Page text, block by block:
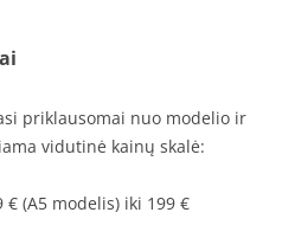
priklausomai nuo modelio ir
vidutinė kainų skalė:
€ (A5 modelis) iki 199 €